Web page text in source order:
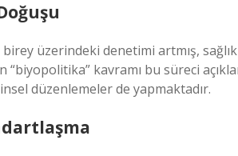
birey üzerindeki denetimi artmış,
kavramı bu süreci
düzenlemeler de yapmaktadır.